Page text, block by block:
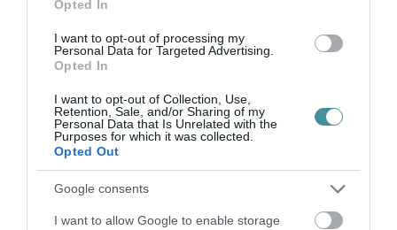
Opted In
I want to opt-out of processing my
Personal Data for Targeted Advertising.
Opted In
I want to opt-out of Collection, Use,
Retention, Sale, and/or Sharing of my
Personal Data that Is Unrelated with the
Purposes for which it was collected.
Opted Out
Google consents
I want to allow Google to enable storage
Legfrissebb híreink
ÚJ HŰTŐRENDSZER A MARKHOT FERENC
KÓRHÁZBAN: TÖBB MINT 70 ...
2026. augusztus 06|